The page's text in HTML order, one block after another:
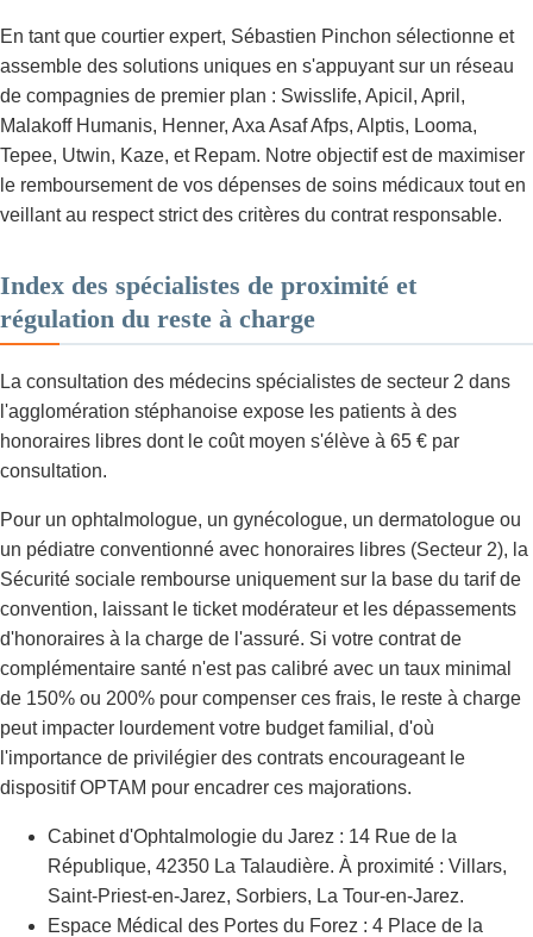
En tant que courtier expert, Sébastien Pinchon sélectionne et
assemble des solutions uniques en s'appuyant sur un réseau
de compagnies de premier plan : Swisslife, Apicil, April,
Malakoff Humanis, Henner, Axa Asaf Afps, Alptis, Looma,
Tepee, Utwin, Kaze, et Repam. Notre objectif est de maximiser
le remboursement de vos dépenses de soins médicaux tout en
veillant au respect strict des critères du contrat responsable.
Index des spécialistes de proximité et
régulation du reste à charge
La consultation des médecins spécialistes de secteur 2 dans
l'agglomération stéphanoise expose les patients à des
honoraires libres dont le coût moyen s'élève à 65 € par
consultation.
Pour un ophtalmologue, un gynécologue, un dermatologue ou
un pédiatre conventionné avec honoraires libres (Secteur 2), la
Sécurité sociale rembourse uniquement sur la base du tarif de
convention, laissant le ticket modérateur et les dépassements
d'honoraires à la charge de l'assuré. Si votre contrat de
complémentaire santé n'est pas calibré avec un taux minimal
de 150% ou 200% pour compenser ces frais, le reste à charge
peut impacter lourdement votre budget familial, d'où
l'importance de privilégier des contrats encourageant le
dispositif OPTAM pour encadrer ces majorations.
Cabinet d'Ophtalmologie du Jarez : 14 Rue de la
République, 42350 La Talaudière. À proximité : Villars,
Saint-Priest-en-Jarez, Sorbiers, La Tour-en-Jarez.
Espace Médical des Portes du Forez : 4 Place de la